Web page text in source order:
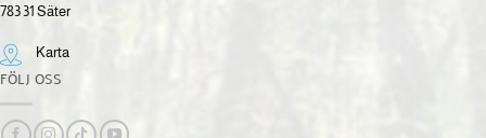
783 31 Säter
Karta
FÖLJ OSS